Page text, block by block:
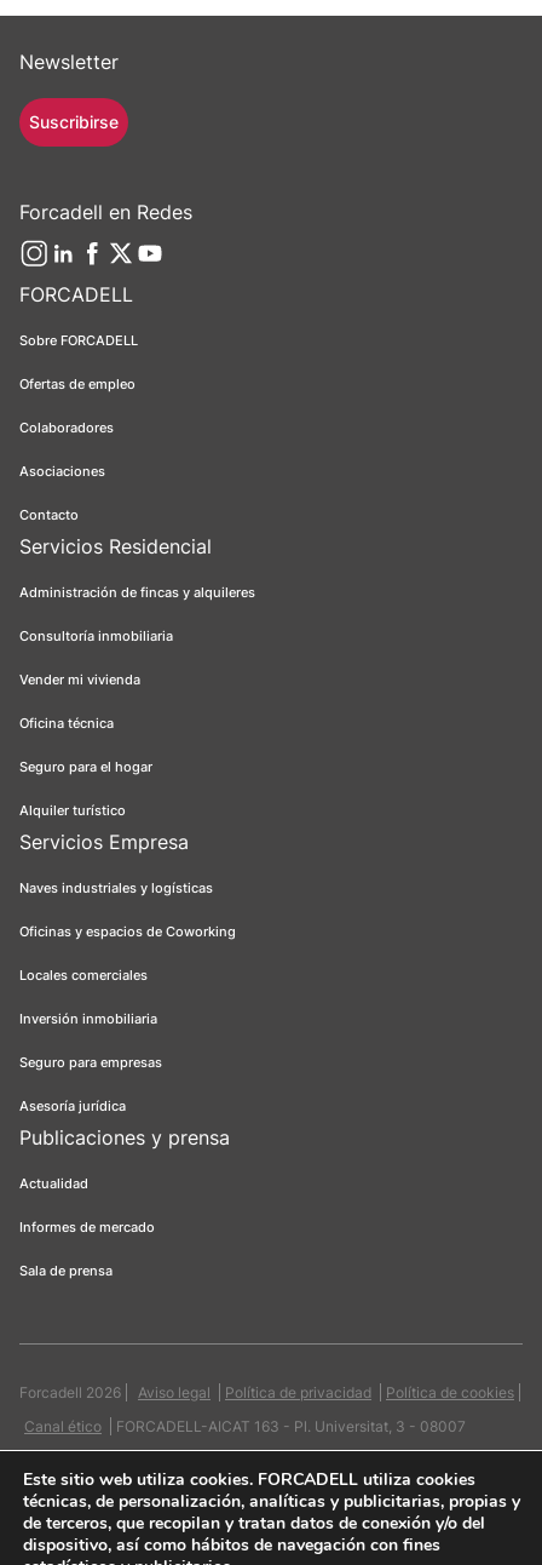
FORCADELL
Sobre FORCADELL
Ofertas de empleo
Colaboradores
Asociaciones
Contacto
Servicios Residencial
Administración de fincas y alquileres
Consultoría inmobiliaria
Vender mi vivienda
Oficina técnica
Seguro para el hogar
Alquiler turístico
Servicios Empresa
Naves industriales y logísticas
Oficinas y espacios de Coworking
Locales comerciales
Inversión inmobiliaria
Seguro para empresas
Asesoría jurídica
Publicaciones y prensa
Actualidad
Informes de mercado
Sala de prensa
Newsletter
Suscribirse
Forcadell en Redes
Forcadell 2026 Aviso legal Política de privacidad
Política de cookies
Canal ético
FORCADELL-AICAT 163 - Pl. Universitat, 3 - 08007
Este sitio web utiliza cookies. FORCADELL utiliza cookies
técnicas, de personalización, analíticas y publicitarias, propias y
de terceros, que recopilan y tratan datos de conexión y/o del
dispositivo, así como hábitos de navegación con fines